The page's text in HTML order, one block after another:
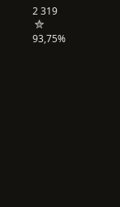
2 319
93,75%